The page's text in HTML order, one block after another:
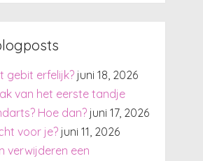
gebit erfelijk? juni 18, 2026
van het eerste tandje
Hoe dan? juni 17, 2026
voor je? juni 11, 2026
verwijderen een